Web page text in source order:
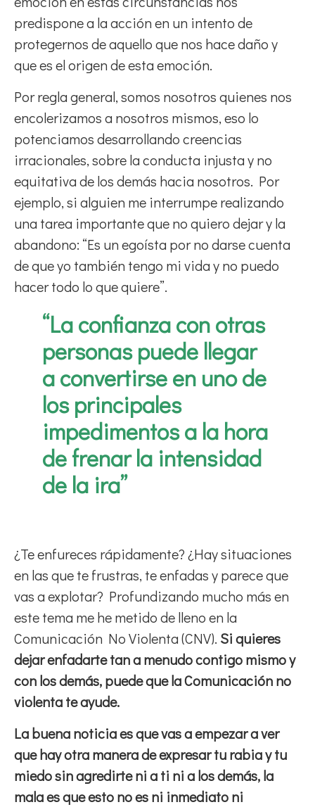
predispone a la acción en un intento de
protegernos de aquello que nos hace daño y
que es el origen de esta emoción.
Por regla general, somos nosotros quienes nos
encolerizamos a nosotros mismos, eso lo
potenciamos desarrollando creencias
irracionales, sobre la conducta injusta y no
equitativa de los demás hacia nosotros. Por
ejemplo, si alguien me interrumpe realizando
una tarea importante que no quiero dejar y la
abandono: “Es un egoísta por no darse cuenta
de que yo también tengo mi vida y no puedo
hacer todo lo que quiere”.
“La confianza con otras
personas puede llegar
a convertirse en uno de
los principales
impedimentos a la hora
de frenar la intensidad
de la ira”
¿Te enfureces rápidamente? ¿Hay situaciones
en las que te frustras, te enfadas y parece que
vas a explotar? Profundizando mucho más en
este tema me he metido de lleno en la
Comunicación No Violenta (CNV). Si quieres
dejar enfadarte tan a menudo contigo mismo y
con los demás, puede que la Comunicación no
violenta te ayude.
La buena noticia es que vas a empezar a ver
que hay otra manera de expresar tu rabia y tu
miedo sin agredirte ni a ti ni a los demás, la
mala es que esto no es ni inmediato ni